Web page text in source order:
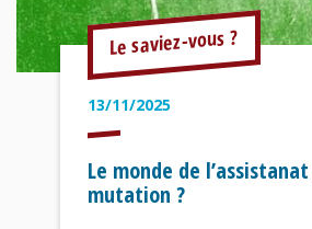
Le saviez-vous ?
13/11/2025
Le monde de
mutation ?